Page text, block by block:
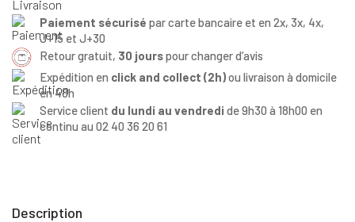
Paiement sécurisé par carte bancaire et en 2x, 3x, 4x,
J+15 et J+30
Retour gratuit, 30 jourspour changer d’avis
Expédition en click and collect (2h)ou livraison à domicile
en 48h
Service client du lundi au vendredi de 9h30 à 18h00 en
continu au 02 40 36 20 61
Description